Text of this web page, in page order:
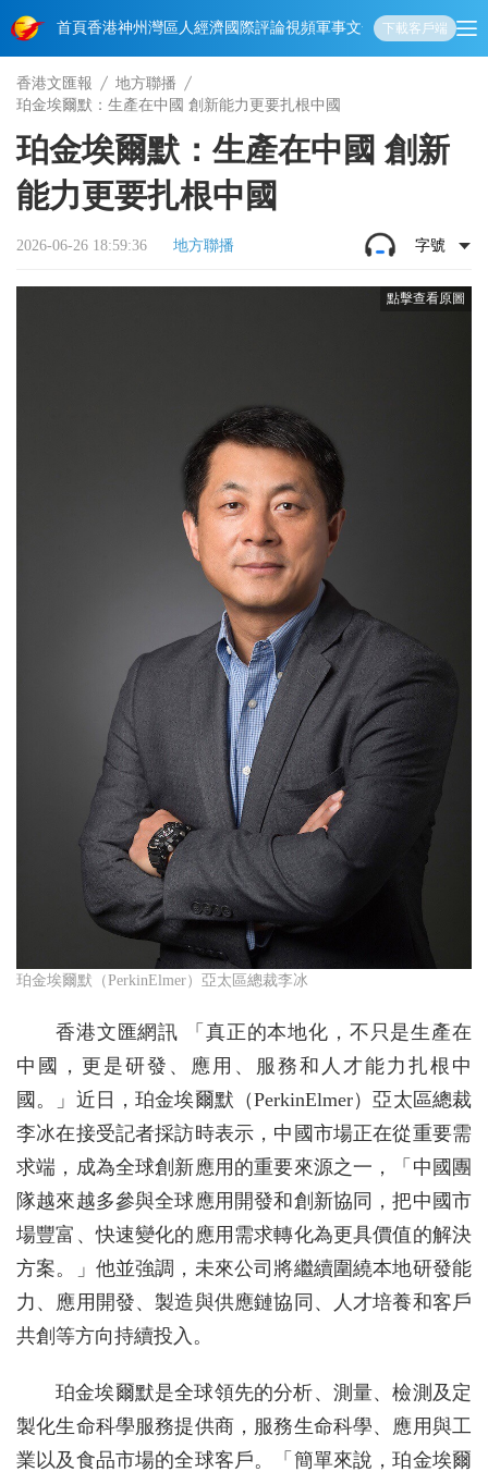
首頁香港神州 灣區人經濟國際評論視頻軍事文化 娛樂生活教育體
下載客戶端
香港文匯報
地方聯播
珀金埃爾默：生產在中國 創新能力更要扎根中國
珀金埃爾默：生產在中國 創新
能力更要扎根中國
2026-06-26 18:59:36 地方聯播 字號
珀金埃爾默（PerkinElmer）亞太區總裁李冰
香港文匯網訊 「真正的本地化，不只是生產在
中國，更是研發、應用、服務和人才能力扎根中
國。」近日，珀金埃爾默（PerkinElmer）亞太區總裁
李冰在接受記者採訪時表示，中國市場正在從重要需
求端，成為全球創新應用的重要來源之一，「中國團
隊越來越多參與全球應用開發和創新協同，把中國市
場豐富、快速變化的應用需求轉化為更具價值的解決
方案。」他並強調，未來公司將繼續圍繞本地研發能
力、應用開發、製造與供應鏈協同、人才培養和客戶
共創等方向持續投入。
珀金埃爾默是全球領先的分析、測量、檢測及定
製化生命科學服務提供商，服務生命科學、應用與工
業以及食品市場的全球客戶。「簡單來說，珀金埃爾